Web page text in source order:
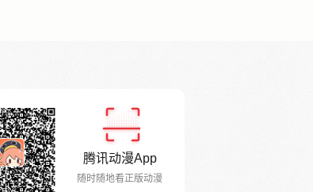
腾讯动漫App
随时随地看正版动漫